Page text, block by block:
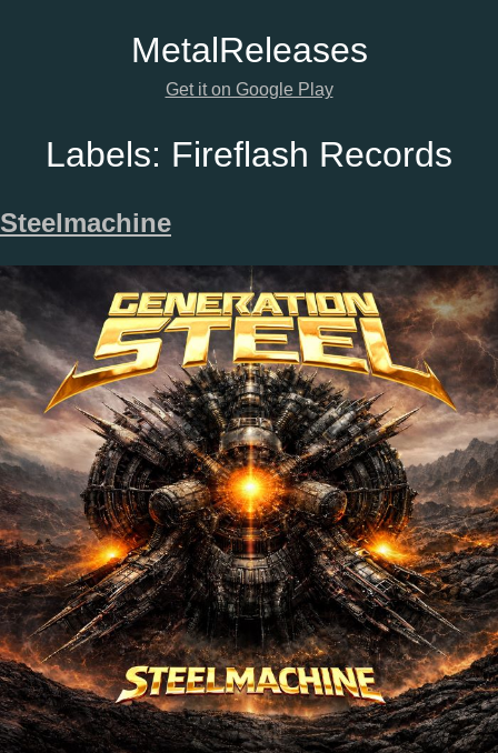
MetalReleases
Get it on Google Play
Labels: Fireflash Records
Steelmachine